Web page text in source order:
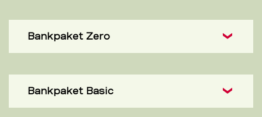
Bankpaket Zero
Bankpaket Basic